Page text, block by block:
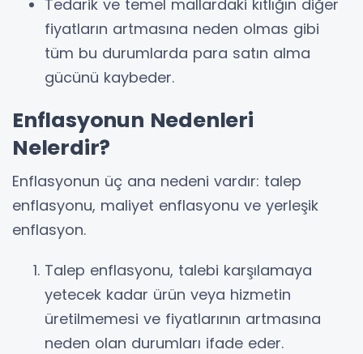
Tedarik ve temel mallardaki kıtlığın diğer
fiyatların artmasına neden olmas gibi
tüm bu durumlarda para satın alma
gücünü kaybeder.
Enflasyonun Nedenleri
Nelerdir?
Enflasyonun üç ana nedeni vardır: talep
enflasyonu, maliyet enflasyonu ve yerleşik
enflasyon.
Talep enflasyonu, talebi karşılamaya
yetecek kadar ürün veya hizmetin
üretilmemesi ve fiyatlarının artmasına
neden olan durumları ifade eder.